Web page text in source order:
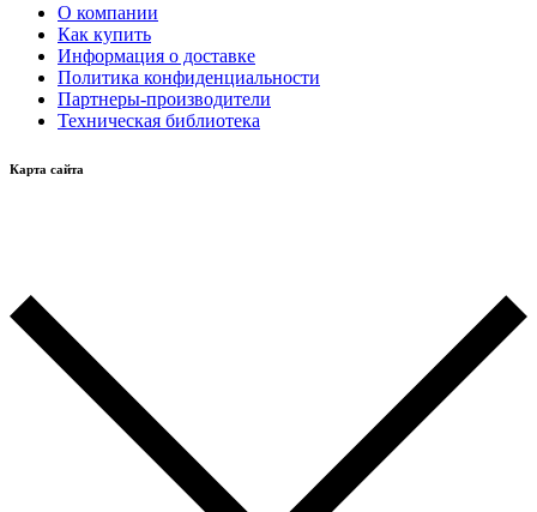
О компании
Как купить
Информация о доставке
Политика конфиденциальности
Партнеры-производители
Техническая библиотека
Карта сайта